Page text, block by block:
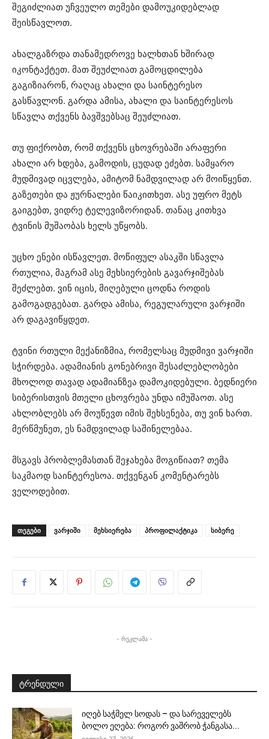
შეგიძლიათ უჩვეულო თემები დამოუკიდებლად
შეისწავლოთ.
ახალგაზრდა თანამედროვე ხალხთან ხშირად
იკონტაქტეთ. მათ შეუძლიათ გამოცდილება
გაგიზიარონ, რაღაც ახალი და საინტერესო
გასწავლონ. გარდა ამისა, ახალი და საინტერესოს
სწავლა თქვენს ბავშვებსაც შეუძლიათ.
თუ ფიქრობთ, რომ თქვენს ცხოვრებაში არაფერი
ახალი არ ხდება, გამოდის, ცუდად ეძებთ. სამყარო
მუდმივად იცვლება, ამიტომ ნამდვილად არ მოიწყენთ.
გაზეთები და ჟურნალები წაიკითხეთ. ასე უფრო მეტს
გაიგებთ, ვიდრე ტელევიზორიდან. თანაც კითხვა
ტვინის მუშაობას ხელს უწყობს.
უცხო ენები ისწავლეთ. მოწიფულ ასაკში სწავლა
რთულია, მაგრამ ასე მეხსიერების გავარჯიშებას
შეძლებთ. ვინ იცის, მიღებული ცოდნა როდის
გამოგადგებათ. გარდა ამისა, რეგულარული ვარჯიში
არ დაგავიწყდეთ.
ტვინი რთული მექანიზმია, რომელსაც მუდმივი ვარჯიში
სჭირდება. ადამიანის გონებრივი შესაძლებლობები
მხოლოდ თავად ადამიანზეა დამოკიდებული. ბედნიერი
სიბერისთვის მთელი ცხოვრება უნდა იმუშაოთ. ასე
ახლობლებს არ მოუწევთ იმის შეხსენება, თუ ვინ ხართ.
მერწმუნეთ, ეს ნამდვილად საშინელებაა.
მსგავს პრობლემასთან შეჯახება მოგიწიათ? თემა
საკმაოდ საინტერესოა. თქვენგან კომენტარებს
ველოდებით.
ᲗᲔᲒᲔᲑᲘ ვარჯიში მეხსიერება პროფილაქტიკა სიბერე
- რეკლამა -
ტრენდული
იღებ საჭმელ სოდას – და სარეველებს
ბოლო ეღება: როგორ ვაშრობ ჭანგასა...